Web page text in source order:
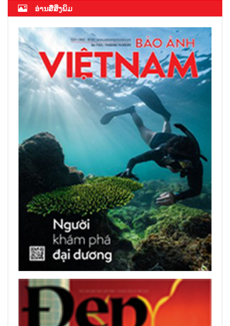
ອ່ານສື່ສິ່ງພິມ